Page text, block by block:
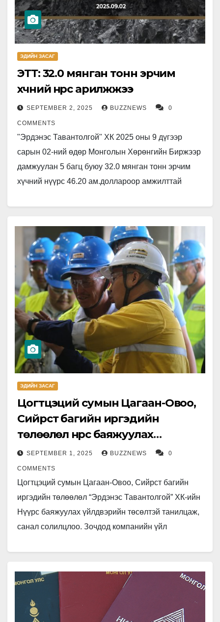
ЭДИЙН ЗАСАГ
ЭТТ: 32.0 мянган тонн эрчим
хүчний нүүрс арилжжээ
SEPTEMBER 2, 2025 BUZZNEWS 0
COMMENTS
"Эрдэнэс Тавантолгой" ХК 2025 оны 9 дүгээр
сарын 02-ний өдөр Монголын Хөрөнгийн Биржээр
дамжуулан 5 багц буюу 32.0 мянган тонн эрчим
хүчний нүүрс 46.20 ам.доллароор амжилттай
ЭДИЙН ЗАСАГ
Цогтцэций сумын Цагаан-Овоо,
Сийрст багийн иргэдийн
төлөөлөл нүүрс баяжуулах
үйлдвэртэй танилцлаа
SEPTEMBER 1, 2025 BUZZNEWS 0
COMMENTS
Цогтцэций сумын Цагаан-Овоо, Сийрст багийн
иргэдийн төлөөлөл “Эрдэнэс Тавантолгой” ХК-ийн
Нүүрс баяжуулах үйлдвэрийн төсөлтэй танилцаж,
санал солилцлоо. Зочдод компанийн үйл